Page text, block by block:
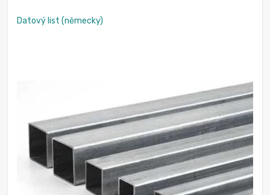
Datový list (německy)